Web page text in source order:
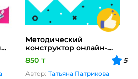
Методический
конструктор онлайн-
урока
850 ₸ 5
Автор: Татьяна Патрикова